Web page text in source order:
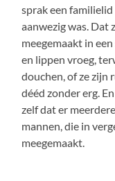
sprak een familielid
aanwezig was. Dat
meegemaakt in
en lippen vroeg,
douchen, of ze zijn
dééd zonder erg.
zelf dat er
mannen, die in
meegemaakt.